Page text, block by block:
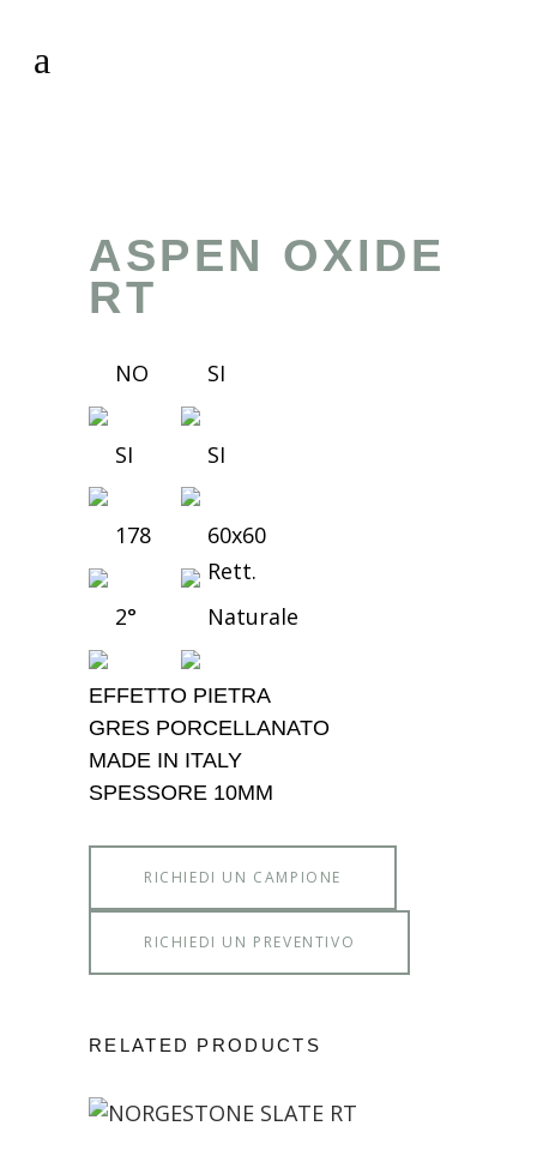
ASPEN OXIDE
RT
NO SI
SI SI
178
60x60
Rett.
2°
Naturale
EFFETTO PIETRA
GRES PORCELLANATO
MADE IN ITALY
SPESSORE 10MM
RICHIEDI UN CAMPIONE
RICHIEDI UN PREVENTIVO
RELATED PRODUCTS